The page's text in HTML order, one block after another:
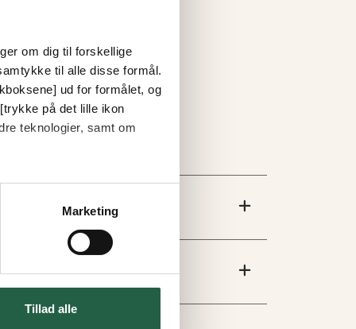
om dig til forskellige
til alle disse formål.
ud for formålet, og
på det lille ikon
teknologier, samt om
Marketing
Tillad alle